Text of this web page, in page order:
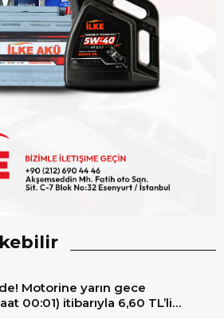
Motorine yarın gece
00:01) itibarıyla 6,60 TL’lik